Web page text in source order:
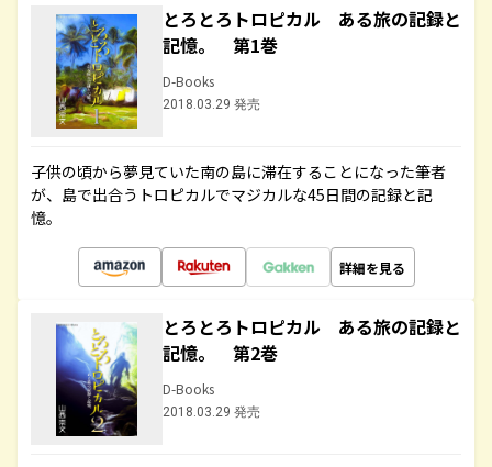
とろとろトロピカル ある旅の記録と
記憶。 第1巻
D-Books
2018.03.29 発売
子供の頃から夢見ていた南の島に滞在することになった筆者
が、島で出合うトロピカルでマジカルな45日間の記録と記
憶。
詳細を見る
とろとろトロピカル ある旅の記録と
記憶。 第2巻
D-Books
2018.03.29 発売